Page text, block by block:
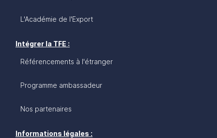
L'Académie de l'Export
Intégrer la TFE :
Référencements à l'étranger
Programme ambassadeur
Nos partenaires
Informations légales :